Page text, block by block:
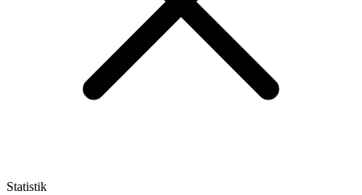
Statistik